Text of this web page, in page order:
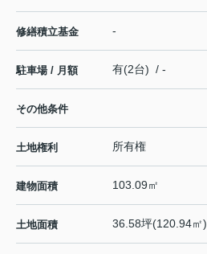
修繕積立基金 -
駐車場 / 月額 有(2台) / -
その他条件
土地権利 所有権
建物面積 103.09㎡
土地面積 36.58坪(120.94㎡)